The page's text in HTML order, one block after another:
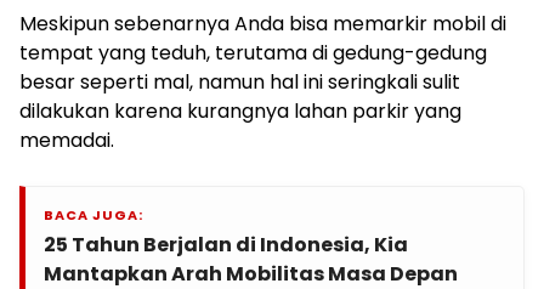
Meskipun sebenarnya Anda bisa memarkir mobil di
tempat yang teduh, terutama di gedung-gedung
besar seperti mal, namun hal ini seringkali sulit
dilakukan karena kurangnya lahan parkir yang
memadai.
BACA JUGA:
25 Tahun Berjalan di Indonesia, Kia
Mantapkan Arah Mobilitas Masa Depan